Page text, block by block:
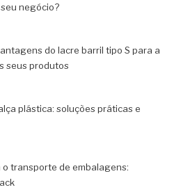
negócio?
do lacre barril tipo S para a
seus produtos
plástica: soluções práticas e
o transporte de embalagens: